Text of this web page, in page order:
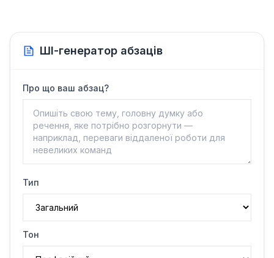
ШІ-генератор абзаців
Про що ваш абзац?
Тип
Тон